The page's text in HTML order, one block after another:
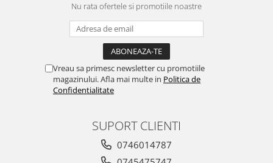
Nu rata ofertele si promotiile noastre
Vreau sa primesc newsletter cu promotiile
magazinului. Afla mai multe in Politica de
Confidentialitate
SUPORT CLIENTI
0746014787